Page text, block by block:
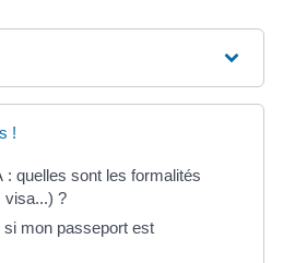
!
: quelles sont les formalités
visa...) ?
mon passeport est